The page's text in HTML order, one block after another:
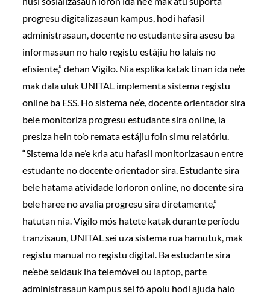
progresu digitalizasaun kampus, hodi hafasil
administrasaun, docente no estudante sira asesu ba
informasaun no halo registu estájiu ho lalais no
efisiente,” dehan Vigilo. Nia esplika katak tinan ida ne’e
mak dala uluk UNITAL implementa sistema registu
online ba ESS. Ho sistema ne’e, docente orientador sira
bele monitoriza progresu estudante sira online, la
presiza hein to’o remata estájiu foin simu relatóriu.
“Sistema ida ne’e kria atu hafasil monitorizasaun entre
estudante no docente orientador sira. Estudante sira
bele hatama atividade lorloron online, no docente sira
bele haree no avalia progresu sira diretamente,”
hatutan nia. Vigilo mós hatete katak durante períodu
tranzisaun, UNITAL sei uza sistema rua hamutuk, mak
registu manual no registu digital. Ba estudante sira
ne’ebé seidauk iha telemóvel ou laptop, parte
administrasaun kampus sei fó apoiu hodi ajuda halo